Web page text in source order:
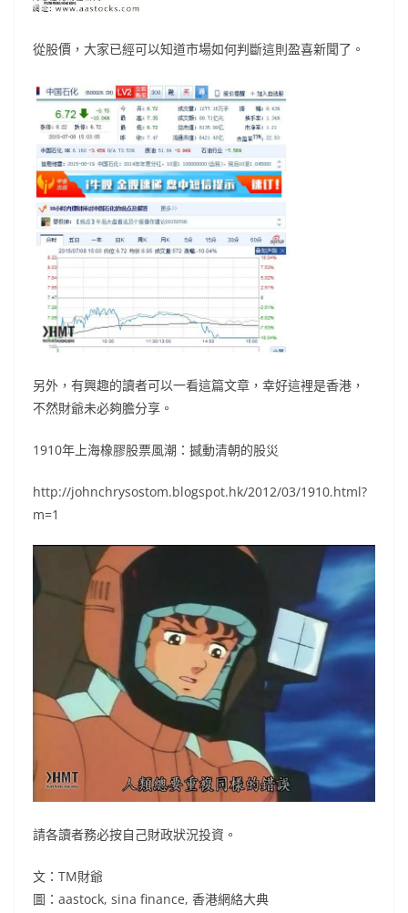
從股價，大家已經可以知道市場如何判斷這則盈喜新聞了。
另外，有興趣的讀者可以一看這篇文章，幸好這裡是香港，
不然財爺未必夠膽分享。
1910年上海橡膠股票風潮：撼動清朝的股災
http://johnchrysostom.blogspot.hk/2012/03/1910.html?
m=1
請各讀者務必按自己財政狀況投資。
文：TM財爺
圖：aastock, sina finance, 香港網絡大典